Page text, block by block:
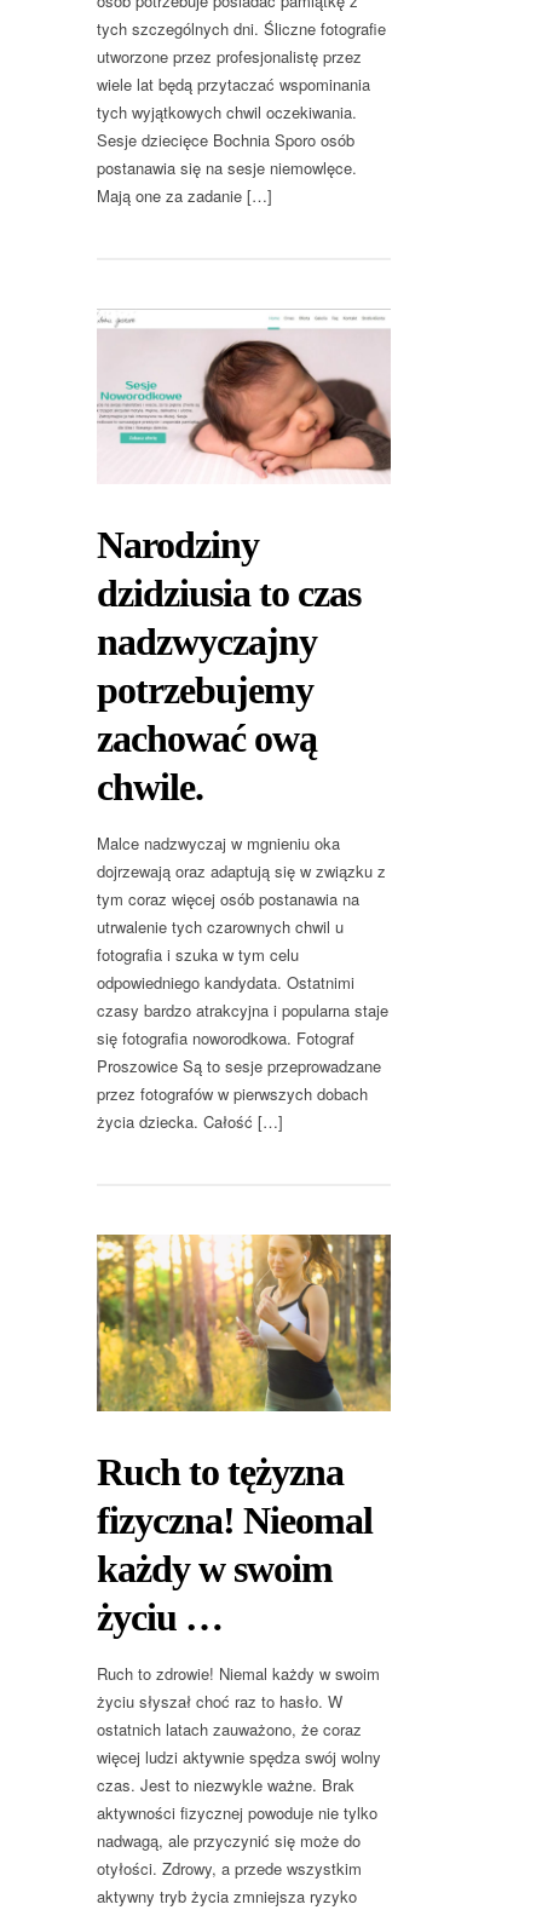
tych szczególnych dni. Śliczne fotografie
utworzone przez profesjonalistę przez
wiele lat będą przytaczać wspominania
tych wyjątkowych chwil oczekiwania.
Sesje dziecięce Bochnia Sporo osób
postanawia się na sesje niemowlęce.
Mają one za zadanie […]
Narodziny
dzidziusia to czas
nadzwyczajny
potrzebujemy
zachować ową
chwile.
Malce nadzwyczaj w mgnieniu oka
dojrzewają oraz adaptują się w związku z
tym coraz więcej osób postanawia na
utrwalenie tych czarownych chwil u
fotografia i szuka w tym celu
odpowiedniego kandydata. Ostatnimi
czasy bardzo atrakcyjna i popularna staje
się fotografia noworodkowa. Fotograf
Proszowice Są to sesje przeprowadzane
przez fotografów w pierwszych dobach
życia dziecka. Całość […]
Ruch to tężyzna
fizyczna! Nieomal
każdy w swoim
życiu …
Ruch to zdrowie! Niemal każdy w swoim
życiu słyszał choć raz to hasło. W
ostatnich latach zauważono, że coraz
więcej ludzi aktywnie spędza swój wolny
czas. Jest to niezwykle ważne. Brak
aktywności fizycznej powoduje nie tylko
nadwagą, ale przyczynić się może do
otyłości. Zdrowy, a przede wszystkim
aktywny tryb życia zmniejsza ryzyko